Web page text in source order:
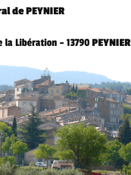
de PEYNIER
la Libération – 13790PEYNIER